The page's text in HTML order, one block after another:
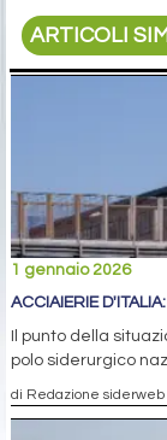
ARTICOLI
1 gennaio 2026
ACCIAIERIE
Il punto della
polo siderurgico
di Redazione siderweb